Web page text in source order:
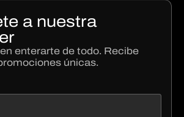
a nuestra
enterarte de todo. Recibe
únicas.